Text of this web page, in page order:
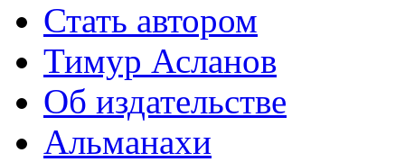
Стать автором
Тимур Асланов
Об издательстве
Альманахи